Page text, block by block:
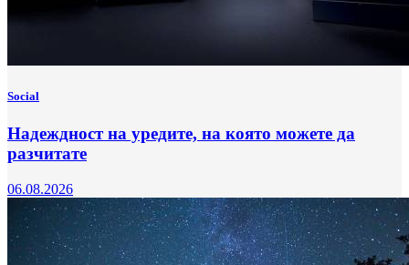
Social
Надеждност на уредите, на която можете да
разчитате
06.08.2026